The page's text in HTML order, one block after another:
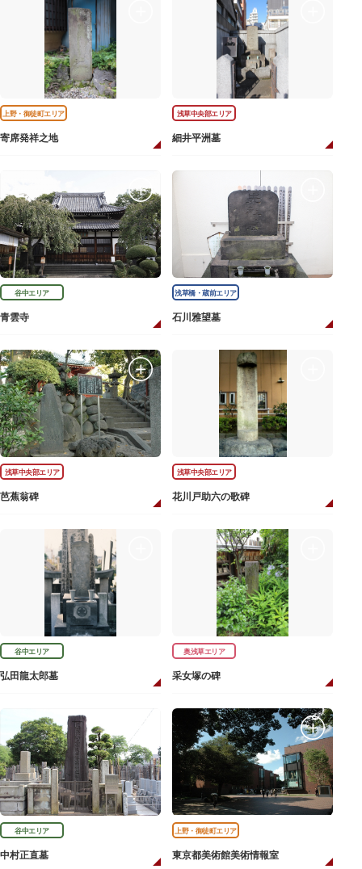
上野・御徒町エリア
寄席発祥之地
浅草中央部エリア
細井平洲墓
谷中エリア
青雲寺
浅草橋・蔵前エリア
石川雅望墓
浅草中央部エリア
芭蕉翁碑
浅草中央部エリア
花川戸助六の歌碑
谷中エリア
弘田龍太郎墓
奥浅草エリア
采女塚の碑
谷中エリア
中村正直墓
上野・御徒町エリア
東京都美術館美術情報室